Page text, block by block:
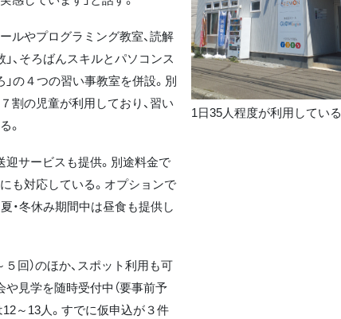
ルやプログラミング教室、読解
、そろばんスキルとパソコンス
の４つの習い事教室を併設。別
割の児童が利用しており、習い
。
迎サービスも提供。別途料金で
も対応している。オプションで
・冬休み期間中は昼食も提供し
回）のほか、スポット利用も可
や見学を随時受付中（要事前予
12～13人。すでに仮申込が３件
1日35人程度が利用している